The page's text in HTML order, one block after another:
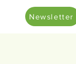
Newsletter